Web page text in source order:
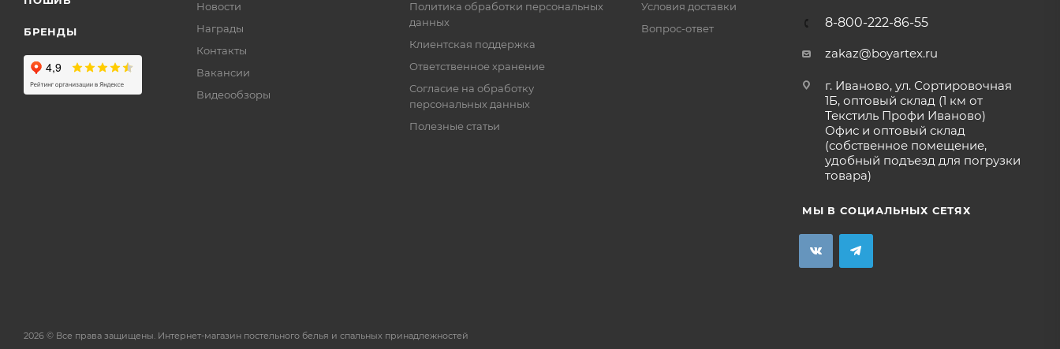
БРЕНДЫ
Новости
Награды
Контакты
Вакансии
Видеообзоры
Политика обработки персональных
данных
Клиентская поддержка
Ответственное хранение
Согласие на обработку
персональных данных
Полезные статьи
Условия доставки
Вопрос-ответ
8-800-222-86-55
zakaz@boyartex.ru
г. Иваново, ул. Сортировочная
1Б, оптовый склад (1 км от
Текстиль Профи Иваново)
Офис и оптовый склад
(собственное помещение,
удобный подъезд для погрузки
товара)
МЫ В СОЦИАЛЬНЫХ СЕТЯХ
2026 © Все права защищены. Интернет-магазин постельного белья и спальных принадлежностей